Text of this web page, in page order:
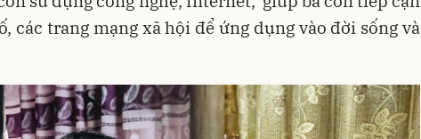
các trang mạng xã hội để ứng dụng vào đời sống và